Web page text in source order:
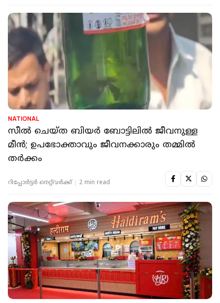
NATIONAL
സീല്‍ ചെയ്ത ബിയര്‍ ബോട്ടിലില്‍ ജീവനുള്ള
മീന്‍; ഉപഭോക്താവും ജീവനക്കാരും തമ്മില്‍
തര്‍ക്കം
റിപ്പോർട്ടർ നെറ്റ്‌വര്‍ക്ക്‌ 2 min read